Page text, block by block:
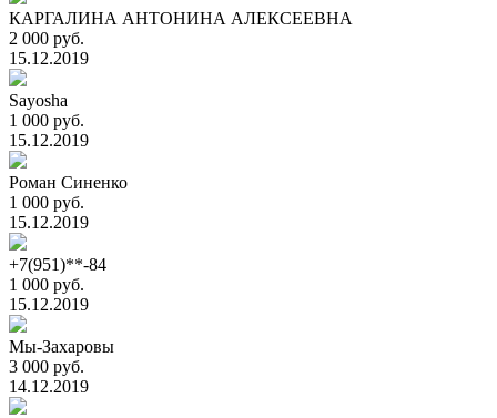
КАРГАЛИНА АНТОНИНА АЛЕКСЕЕВНА
2 000 руб.
15.12.2019
Sayosha
1 000 руб.
15.12.2019
Роман Синенко
1 000 руб.
15.12.2019
+7(951)**-84
1 000 руб.
15.12.2019
Мы-Захаровы
3 000 руб.
14.12.2019